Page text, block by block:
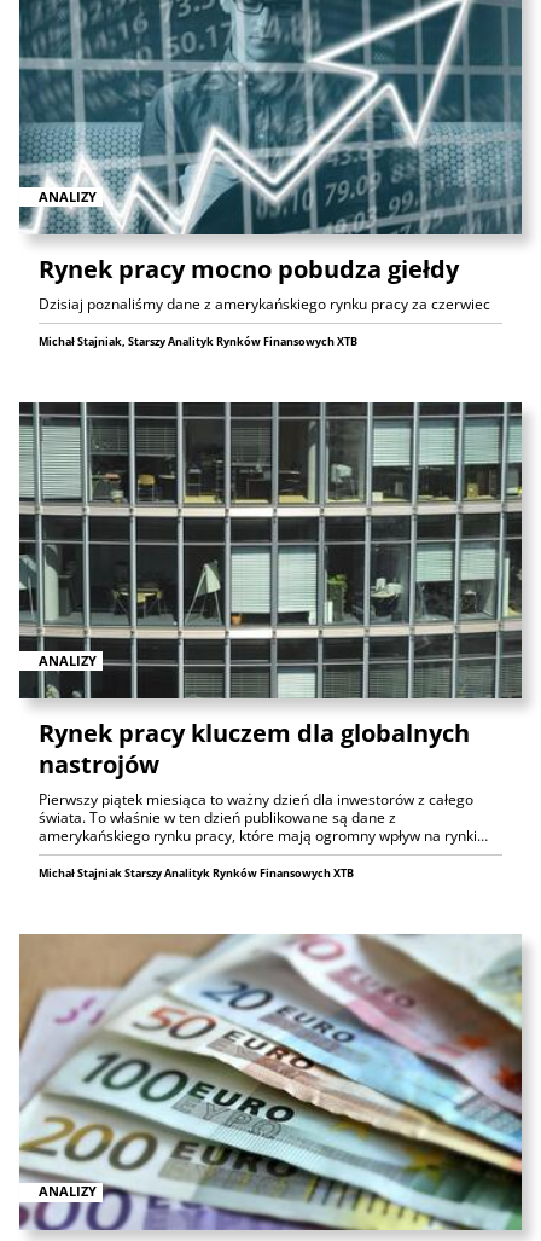
ANALIZY
Rynek pracy mocno pobudza giełdy
Dzisiaj poznaliśmy dane z amerykańskiego rynku pracy za czerwiec
Michał Stajniak, Starszy Analityk Rynków Finansowych XTB
ANALIZY
Rynek pracy kluczem dla globalnych
nastrojów
Pierwszy piątek miesiąca to ważny dzień dla inwestorów z całego
świata. To właśnie w ten dzień publikowane są dane z
amerykańskiego rynku pracy, które mają ogromny wpływ na rynki…
Michał Stajniak Starszy Analityk Rynków Finansowych XTB
ANALIZY